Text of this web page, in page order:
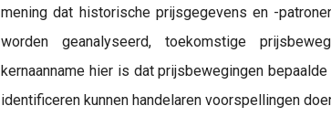
mening dat historische prijsgegevens en -
worden geanalyseerd, toekomstige
kernaanname hier is dat prijsbewegingen
identificeren kunnen handelaren voorspellingen